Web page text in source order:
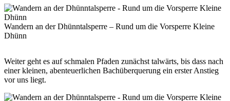
Wandern an der Dhünntalsperre – Rund um die Vorsperre Kleine
Dhünn
Weiter geht es auf schmalen Pfaden zunächst talwärts, bis dass nach
einer kleinen, abenteuerlichen Bachüberquerung ein erster Anstieg
vor uns liegt.